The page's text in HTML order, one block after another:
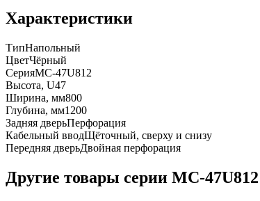
Характеристики
ТипНапольный
ЦветЧёрный
СерияMC-47U812
Высота, U47
Ширина, мм800
Глубина, мм1200
Задняя дверьПерфорация
Кабельный вводЩёточный, сверху и снизу
Передняя дверьДвойная перфорация
Другие товары серии MC-47U812